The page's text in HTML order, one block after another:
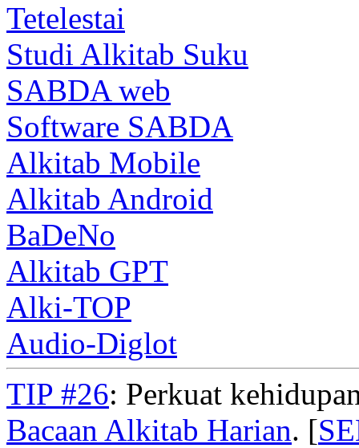
Tetelestai
Studi Alkitab Suku
SABDA web
Software SABDA
Alkitab Mobile
Alkitab Android
BaDeNo
Alkitab GPT
Alki-TOP
Audio-Diglot
TIP #26: Perkuat
Bacaan Alkitab Harian. [